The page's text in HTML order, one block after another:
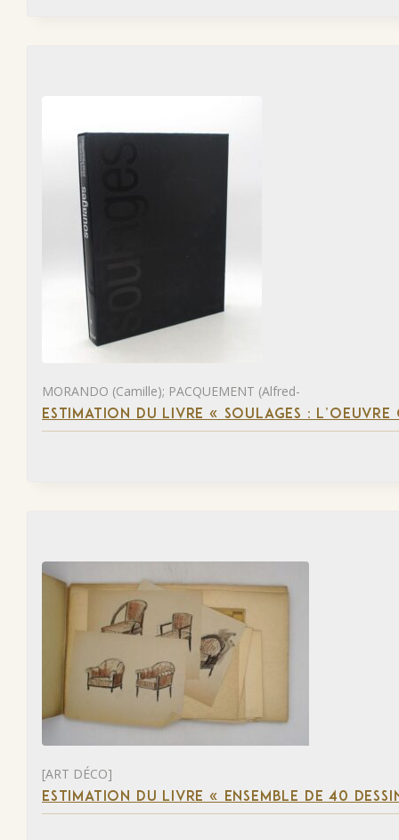
MORANDO (Camille); PACQUEMENT (Alfred-
ESTIMATION DU LIVRE « SOULAGES :
[ART DÉCO]
ESTIMATION DU LIVRE « ENSEMBLE DE 40